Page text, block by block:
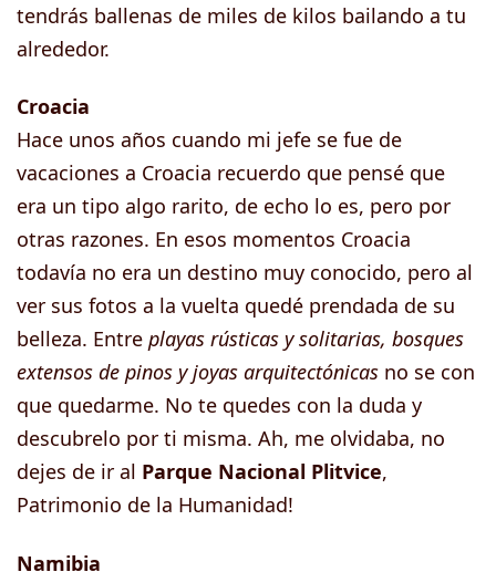
tendrás ballenas de miles de kilos bailando a tu
alrededor.
Croacia
Hace unos años cuando mi jefe se fue de
vacaciones a Croacia recuerdo que pensé que
era un tipo algo rarito, de echo lo es, pero por
otras razones. En esos momentos Croacia
todavía no era un destino muy conocido, pero al
ver sus fotos a la vuelta quedé prendada de su
belleza. Entre playas rústicas y solitarias, bosques
extensos de pinos y joyas arquitectónicas no se con
que quedarme. No te quedes con la duda y
descubrelo por ti misma. Ah, me olvidaba, no
dejes de ir al Parque Nacional Plitvice,
Patrimonio de la Humanidad!
Namibia